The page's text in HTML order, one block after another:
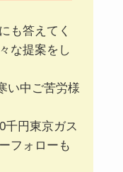
も答えてく
な提案をし
い中ご苦労様
千円東京ガス
フォローも